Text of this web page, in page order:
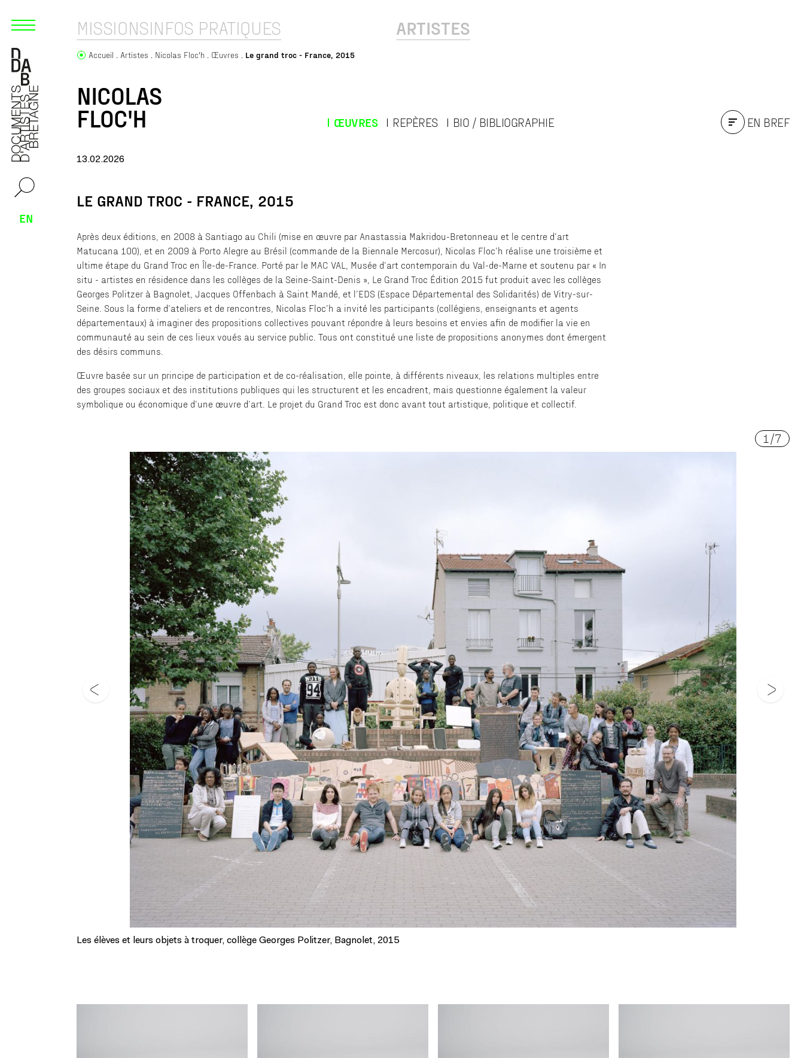
EN
MISSIONSINFOS PRATIQUES ARTISTES
Accueil Artistes Nicolas Floc'h Œuvres Le grand troc - France, 2015
NICOLAS
FLOC'H ŒUVRES REPÈRES BIO / BIBLIOGRAPHIE EN BREF
13.02.2026
LE GRAND TROC - FRANCE, 2015
Après deux éditions, en 2008 à Santiago au Chili (mise en œuvre par Anastassia Makridou-Bretonneau et le centre d’art
Matucana 100), et en 2009 à Porto Alegre au Brésil (commande de la Biennale Mercosur), Nicolas Floc’h réalise une troisième et
ultime étape du Grand Troc en Île-de-France. Porté par le MAC VAL, Musée d’art contemporain du Val-de-Marne et soutenu par « In
situ - artistes en résidence dans les collèges de la Seine-Saint-Denis », Le Grand Troc Édition 2015 fut produit avec les collèges
Georges Politzer à Bagnolet, Jacques Offenbach à Saint Mandé, et l’EDS (Espace Départemental des Solidarités) de Vitry-sur-
Seine. Sous la forme d’ateliers et de rencontres, Nicolas Floc’h a invité les participants (collégiens, enseignants et agents
départementaux) à imaginer des propositions collectives pouvant répondre à leurs besoins et envies afin de modifier la vie en
communauté au sein de ces lieux voués au service public. Tous ont constitué une liste de propositions anonymes dont émergent
des désirs communs.
Œuvre basée sur un principe de participation et de co-réalisation, elle pointe, à différents niveaux, les relations multiples entre
des groupes sociaux et des institutions publiques qui les structurent et les encadrent, mais questionne également la valeur
symbolique ou économique d’une œuvre d’art. Le projet du Grand Troc est donc avant tout artistique, politique et collectif.
1 /7
Les élèves et leurs objets à troquer, collège Georges Politzer, Bagnolet, 2015